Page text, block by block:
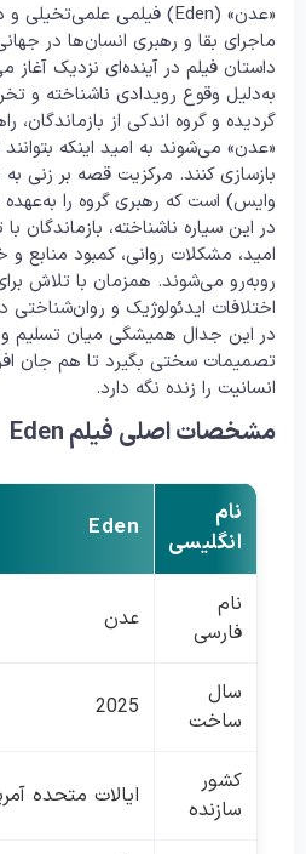
ماجرای بقا و رهبری انسان‌ها در
داستان فیلم در آینده‌ای نزدیک آغاز
به‌دلیل وقوع رویدادی ناشناخته و
گردیده و گروه اندکی از بازماندگان،
«عدن» می‌شوند به امید اینکه
بازسازی کنند. مرکزیت قصه بر زنی به
وایس) است که رهبری گروه را به‌عهده
در این سیاره ناشناخته،
امید، مشکلات روانی، کمبود
روبه‌رو می‌شوند. همزمان با تلاش
اختلافات ایدئولوژیک و
در این جدال همیشگی میان تسلیم و
تصمیمات سختی بگیرد تا هم جان
انسانیت را زنده نگه دارد.
مشخصات اصلی فیلم Eden
نام
انگلیسی
Eden
نام
فارسی
عدن
سال
ساخت
2025
کشور
سازنده
ایالات متحده